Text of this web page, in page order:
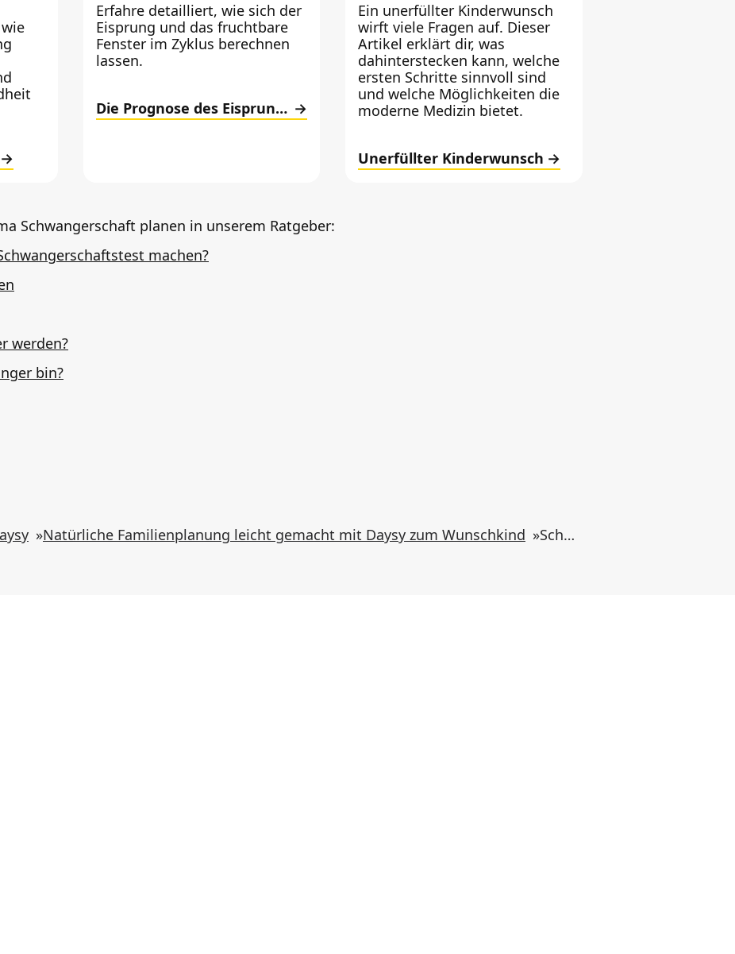
Erfahre detailliert, wie sich der
Eisprung und das fruchtbare
Fenster im Zyklus berechnen
lassen.
Die Prognose des Eisprungs
Ein unerfüllter Kinderwunsch
wirft viele Fragen auf. Dieser
Artikel erklärt dir, was
dahinterstecken kann, welche
ersten Schritte sinnvoll sind
und welche Möglichkeiten die
moderne Medizin bietet.
Unerfüllter Kinderwunsch
Schwangerschaft planen in unserem Ratgeber:
machen?
werden?
bin?
»Natürliche Familienplanung leicht gemacht mit Daysy zum Wunschkind » Schwangerschaft planen leicht gemacht